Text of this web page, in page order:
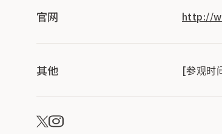
官网 http://
其他 [参观时